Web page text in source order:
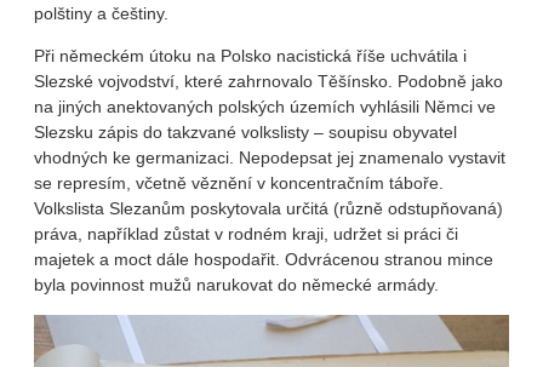
polštiny a češtiny.
Při německém útoku na Polsko nacistická říše uchvátila i
Slezské vojvodství, které zahrnovalo Těšínsko. Podobně jako
na jiných anektovaných polských územích vyhlásili Němci ve
Slezsku zápis do takzvané volkslisty – soupisu obyvatel
vhodných ke germanizaci. Nepodepsat jej znamenalo vystavit
se represím, včetně věznění v koncentračním táboře.
Volkslista Slezanům poskytovala určitá (různě odstupňovaná)
práva, například zůstat v rodném kraji, udržet si práci či
majetek a moct dále hospodařit. Odvrácenou stranou mince
byla povinnost mužů narukovat do německé armády.